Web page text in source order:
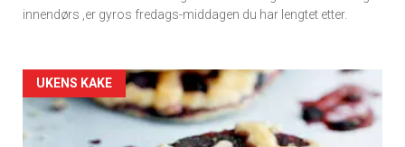
rett
innendørs ,er gyros fredags-middagen du har lengtet etter.
Artikler
detail
UKENS KAKE